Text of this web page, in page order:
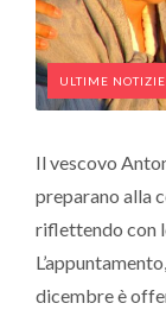
ULTIME NOTIZIE
Il vescovo
preparano alla
riflettendo con
dicembre è